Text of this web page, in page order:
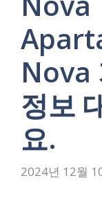
Nova
정보
요.
2024년 12월